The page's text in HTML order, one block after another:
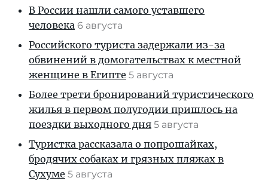
В России нашли самого уставшего
человека 6 августа
Российского туриста задержали из-за
обвинений в домогательствах к местной
женщине в Египте 5 августа
Более трети бронирований туристического
жилья в первом полугодии пришлось на
поездки выходного дня 5 августа
Туристка рассказала о попрошайках,
бродячих собаках и грязных пляжах в
Сухуме 5 августа